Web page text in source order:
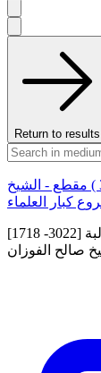
Return to results
سؤال وجواب من شرح العمدة في الفقه ( 3022 ) مقطع - الشيخ
كبار العلماء
[1718 -3022] إذا لم يكن بين الدائن والمدين أجل فهل للدائن مطالبة
صالح الفوزان